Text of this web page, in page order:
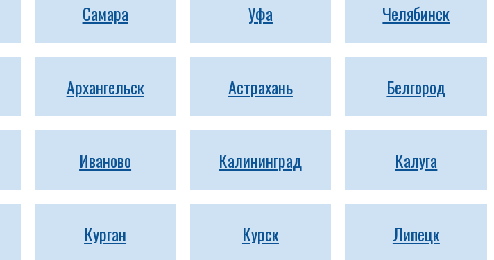
Самара Уфа Челябинск
Архангельск Астрахань Белгород
Иваново Калининград Калуга
Курган Курск Липецк